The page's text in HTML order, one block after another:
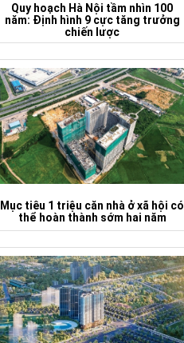
Quy hoạch Hà Nội tầm nhìn 100
năm: Định hình 9 cực tăng trưởng
chiến lược
Mục tiêu 1 triệu căn nhà ở xã hội có
thể hoàn thành sớm hai năm